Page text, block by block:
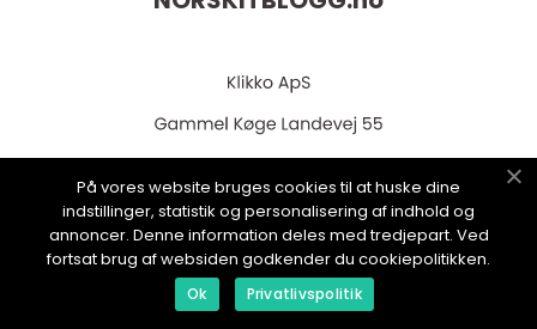
web:www.klikko.dk
På vores website bruges cookies til at huske dine
indstillinger, statistik og personalisering af indhold og
annoncer. Denne information deles med tredjepart. Ved
fortsat brug af websiden godkender du cookiepolitikken.
Ok Privatlivspolitik